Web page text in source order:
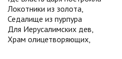
Локотники из золота,
Седалище из пурпура
Для Иерусалимских дев,
Храм олицетворяющих,